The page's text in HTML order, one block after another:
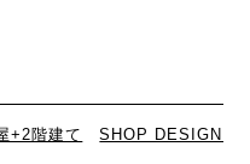
+2階建て SHOP DESIGN（